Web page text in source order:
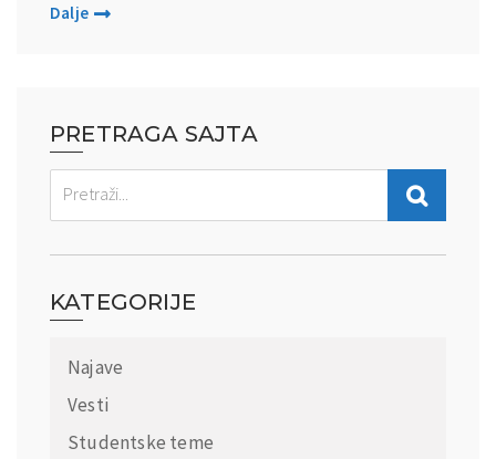
Dalje
PRETRAGA SAJTA
KATEGORIJE
Najave
Vesti
Studentske teme